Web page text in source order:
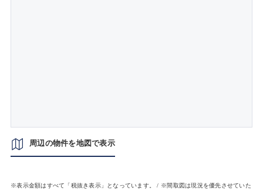
周辺の物件を地図で表示
※表示金額はすべて「税抜き表示」となっています。 / ※間取図は現況を優先させていた